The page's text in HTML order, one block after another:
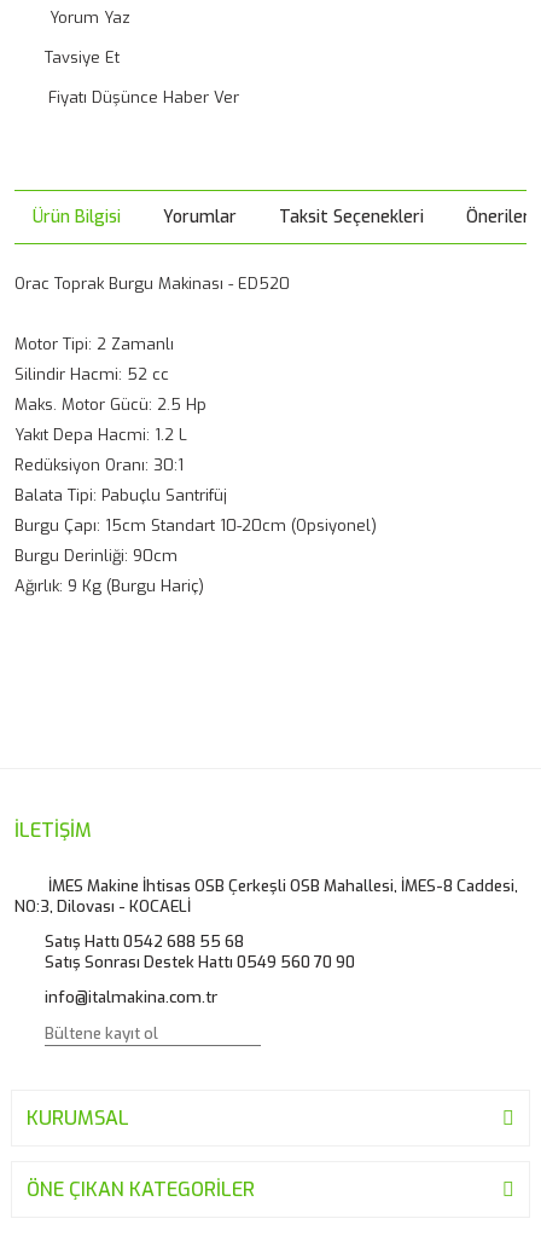
Yorum Yaz
Tavsiye Et
Fiyatı Düşünce Haber Ver
Ürün Bilgisi Yorumlar Taksit Seçenekleri
Orac Toprak Burgu Makinası - ED520
Motor Tipi: 2 Zamanlı
Silindir Hacmi: 52 cc
Maks. Motor Gücü: 2.5 Hp
Yakıt Depa Hacmi: 1.2 L
Redüksiyon Oranı: 30:1
Balata Tipi: Pabuçlu Santrifüj
Burgu Çapı: 15cm Standart 10-20cm (Opsiyonel)
Burgu Derinliği: 90cm
Ağırlık: 9 Kg (Burgu Hariç)
Ürün resmi kalitesiz, bozuk veya görüntülenemiyor.
Ürün bilgilerinde hatalar bulunuyor.
Ürün fiyatı diğer sitelerden daha pahalı.
Bu ürüne benzer farklı alternatifler olmalı.
İLETİŞİM
İMES Makine İhtisas OSB Çerkeşli OSB Mahallesi, İMES-8 Caddesi,
NO:3, Dilovası - KOCAELİ
Satış Hattı 0542 688 55 68
Satış Sonrası Destek Hattı 0549 560 70 90
info@italmakina.com.tr
KURUMSAL
ÖNE ÇIKAN KATEGORİLER